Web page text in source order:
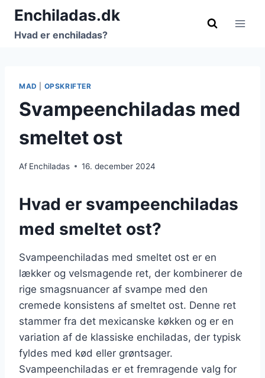
Fortsæt
indhold
Enchiladas.dk
Hvad er enchiladas?
MAD OPSKRIFTER
Svampeenchiladas med
smeltet ost
Af Enchiladas 16. december 2024
Hvad er svampeenchiladas
med smeltet ost?
Svampeenchiladas med smeltet ost er en
lækker og velsmagende ret, der kombinerer de
rige smagsnuancer af svampe med den
cremede konsistens af smeltet ost. Denne ret
stammer fra det mexicanske køkken og er en
variation af de klassiske enchiladas, der typisk
fyldes med kød eller grøntsager.
Svampeenchiladas er et fremragende valg for